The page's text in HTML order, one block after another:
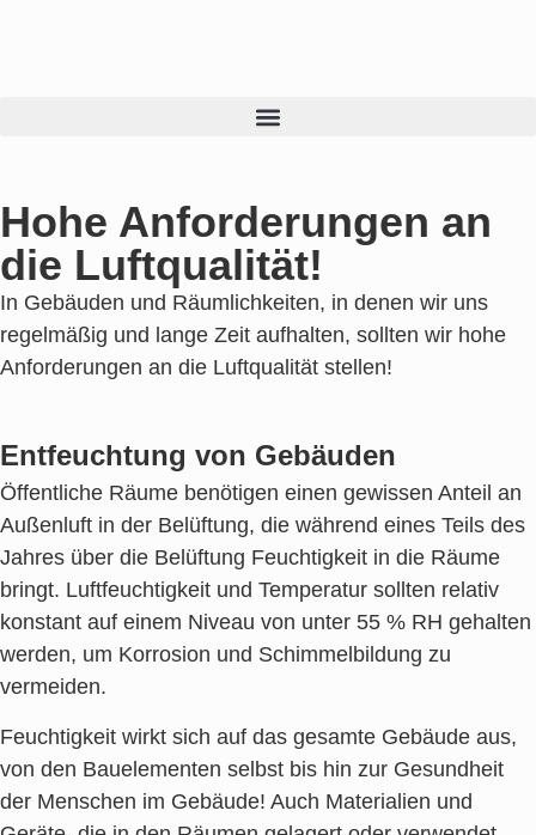
Hohe Anforderungen an
die Luftqualität!
In Gebäuden und Räumlichkeiten, in denen wir uns
regelmäßig und lange Zeit aufhalten, sollten wir hohe
Anforderungen an die Luftqualität stellen!
Entfeuchtung von Gebäuden
Öffentliche Räume benötigen einen gewissen Anteil an
Außenluft in der Belüftung, die während eines Teils des
Jahres über die Belüftung Feuchtigkeit in die Räume
bringt. Luftfeuchtigkeit und Temperatur sollten relativ
konstant auf einem Niveau von unter 55 % RH gehalten
werden, um Korrosion und Schimmelbildung zu
vermeiden.
Feuchtigkeit wirkt sich auf das gesamte Gebäude aus,
von den Bauelementen selbst bis hin zur Gesundheit
der Menschen im Gebäude! Auch Materialien und